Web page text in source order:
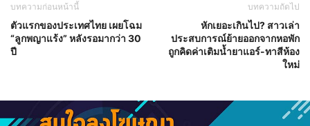
บทความก่อนหน้านี้
ตัวแรกของประเทศไทย เผยโฉม
“ลูกพญาแร้ง” หลังรอมากว่า 30
ปี
บทความถัดไป
หักเยอะเกินไป? สาวเล่า
ประสบการณ์ย้ายออกจากหอพัก
ถูกคิดค่าเติมน้ำยาแอร์-ทาสีห้อง
ใหม่